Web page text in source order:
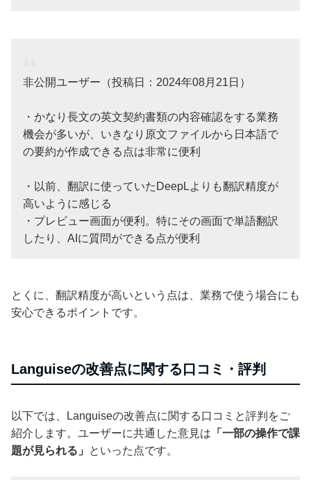
非公開ユーザー（投稿日：2024年08月21日）
・かなり長文の英文契約書類の内容確認をする業務
機会が多いが、いきなり原文ファイルから日本語で
の要約が作成できる点は非常に便利
・以前、翻訳に使っていたDeepLよりも翻訳精度が
高いように感じる
・プレビュー画面が便利。特にその画面で単語翻訳
したり、AIに質問ができる点が便利
とくに、翻訳精度が高いという点は、業務で使う場合にも
安心できるポイントです。
Languiseの改善点に関する口コミ・評判
以下では、Languiseの改善点に関する口コミと評判をご
紹介します。ユーザーに共通した意見は 「一部の操作で課
題が見られる」
といった点です。